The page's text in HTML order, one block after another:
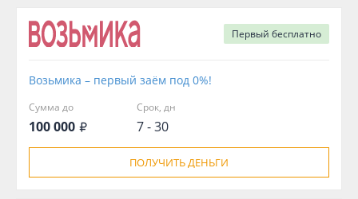
Первый бесплатно
Возьмика – первый заём под 0%!
Сумма до
100 000
Срок, дн
7 - 30
ПОЛУЧИТЬ ДЕНЬГИ